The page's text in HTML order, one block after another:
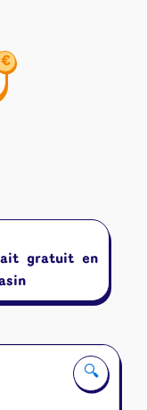
🔍
€
gratuit en